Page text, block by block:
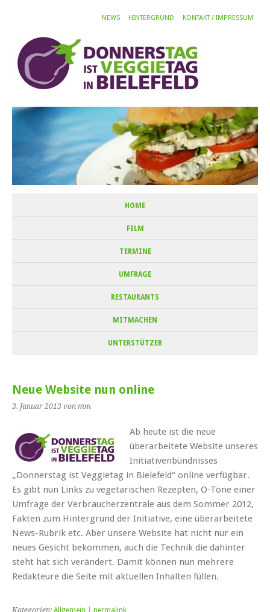
NEWS HINTERGRUND KONTAKT / IMPRESSUM
HOME
FILM
TERMINE
UMFRAGE
RESTAURANTS
MITMACHEN
UNTERSTÜTZER
Neue Website nun online
3. Januar 2013 von mm
Ab heute ist die neue
überarbeitete Website unseres
Initiativenbündnisses
„Donnerstag ist Veggietag in Bielefeld“ online verfügbar.
Es gibt nun Links zu vegetarischen Rezepten, O-Töne einer
Umfrage der Verbraucherzentrale aus dem Sommer 2012,
Fakten zum Hintergrund der Initiative, eine überarbeitete
News-Rubrik etc. Aber unsere Website hat nicht nur ein
neues Gesicht bekommen, auch die Technik die dahinter
steht hat sich verändert. Damit können nun mehrere
Redakteure die Seite mit aktuellen Inhalten füllen.
Kategorien: Allgemein permalink